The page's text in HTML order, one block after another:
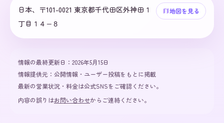
日本、〒101-0021 東京都千代田区外神田１
丁目１４−８
地図を見る
情報の最終更新日： 2026年5月15日
情報提供元： 公開情報・ユーザー投稿をもとに掲載
最新の営業状況・料金は公式SNSをご確認ください。
内容の誤りはお問い合わせからご連絡ください。